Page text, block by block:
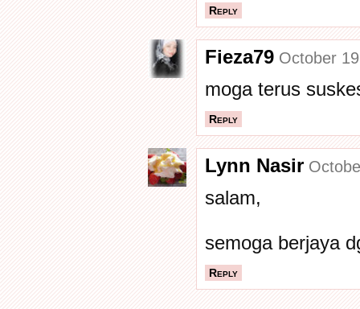
Reply
Fieza79 October
moga terus
Reply
Lynn Nasir
salam,
semoga berjaya
Reply